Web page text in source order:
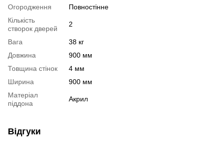
Огородження
Повностінне
Кількість
створок дверей
2
Вага
38 кг
Довжина
900 мм
Товщина стінок
4 мм
Ширина
900 мм
Матеріал
піддона
Акрил
Відгуки